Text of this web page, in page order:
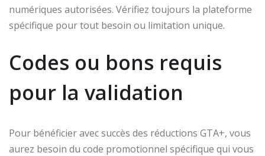
numériques autorisées. Vérifiez toujours la plateforme
spécifique pour tout besoin ou limitation unique.
Codes ou bons requis
pour la validation
Pour bénéficier avec succès des réductions GTA+, vous
aurez besoin du code promotionnel spécifique qui vous